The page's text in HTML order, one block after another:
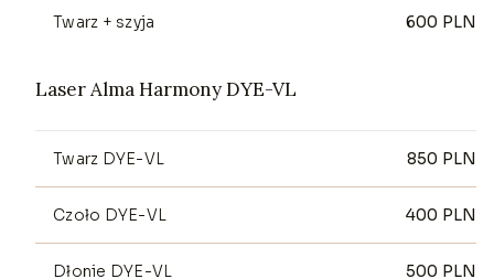
Twarz + szyja 600 PLN
Laser Alma Harmony DYE-VL
Twarz DYE-VL 850 PLN
Czoło DYE-VL 400 PLN
Dłonie DYE-VL 500 PLN